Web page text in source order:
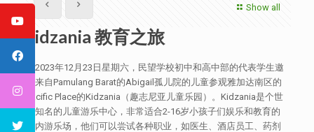
Show all
Kidzania 教育之旅
在2023年12月23日星期六，民望学校初中和高中部的代表学生邀
请来自Pamulang Barat的Abigail孤儿院的儿童参观雅加达南区的
Pacific Place的Kidzania（趣志尼亚儿童乐园）。Kidzania是个世
界知名的儿童游乐中心，非常适合2-16岁小孩子们娱乐和教育的
室内游乐场，他们可以尝试各种职业，如医生、酒店员工、药剂